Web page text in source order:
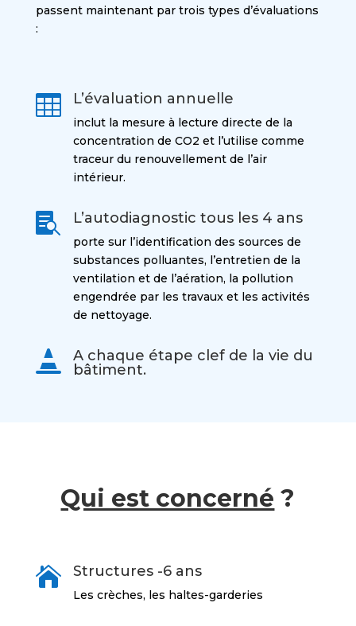
passent maintenant par trois types d’évaluations
:
 L’évaluation annuelle
inclut la mesure à lecture directe de la
concentration de CO2 et l’utilise comme
traceur du renouvellement de l’air
intérieur.
 L’autodiagnostic tous les 4 ans
porte sur l’identification des sources de
substances polluantes, l’entretien de la
ventilation et de l’aération, la pollution
engendrée par les travaux et les activités
de nettoyage.

A chaque étape clef de la vie du
bâtiment.
Qui est concerné ?
 Structures -6 ans
Les crèches, les haltes-garderies